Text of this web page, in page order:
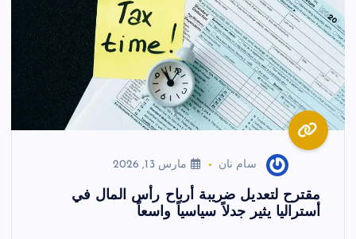
سام نان مارس 13, 2026
مقترح لتعديل ضريبة أرباح رأس المال في
أستراليا يثير جدلاً سياسياً واسعاً